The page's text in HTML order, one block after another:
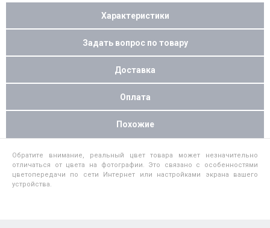
Характеристики
Задать вопрос по товару
Доставка
Оплата
Похожие
Обратите внимание, реальный цвет товара может незначительно
отличаться от цвета на фотографии. Это связано с особенностями
цветопередачи по сети Интернет или настройками экрана вашего
устройства.